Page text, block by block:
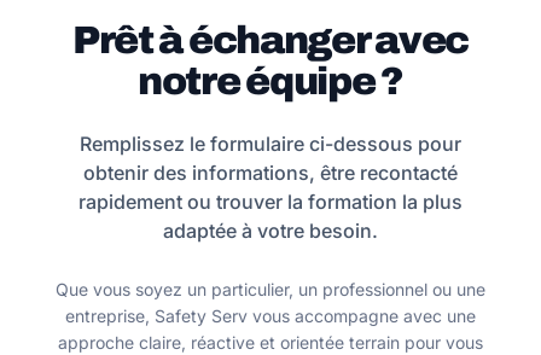
Prêt à échanger avec
notre équipe ?
Remplissez le formulaire ci-dessous pour
obtenir des informations, être recontacté
rapidement ou trouver la formation la plus
adaptée à votre besoin.
Que vous soyez un particulier, un professionnel ou une
entreprise, Safety Serv vous accompagne avec une
approche claire, réactive et orientée terrain pour vous